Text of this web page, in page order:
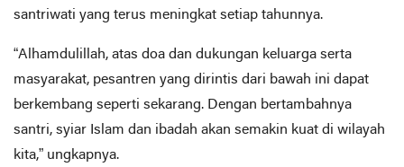
santriwati yang terus meningkat setiap tahunnya.
“Alhamdulillah, atas doa dan dukungan keluarga serta
masyarakat, pesantren yang dirintis dari bawah ini dapat
berkembang seperti sekarang. Dengan bertambahnya
santri, syiar Islam dan ibadah akan semakin kuat di wilayah
kita,” ungkapnya.